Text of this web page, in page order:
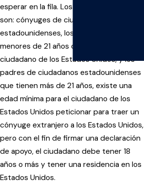
esperar en la fila. Los familiares directos
son: cónyuges de ciudadanos
estadounidenses, los hijos solteros
menores de 21 años con un padre que es
ciudadano de los Estados Unidos, y los
padres de ciudadanos estadounidenses
que tienen más de 21 años, existe una
edad mínima para el ciudadano de los
Estados Unidos peticionar para traer un
cónyuge extranjero a los Estados Unidos,
pero con el fin de firmar una declaración
de apoyo, el ciudadano debe tener 18
años o más y tener una residencia en los
Estados Unidos.